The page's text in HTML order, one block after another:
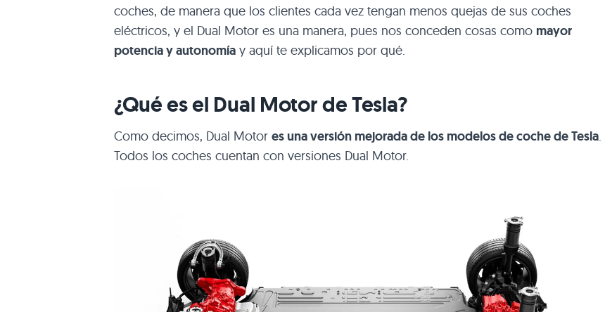
coches, de manera que los clientes cada vez tengan menos quejas de sus coches
eléctricos, y el Dual Motor es una manera, pues nos conceden cosas como mayor
potencia y autonomía y aquí te explicamos por qué.
¿Qué es el Dual Motor de Tesla?
Como decimos, Dual Motor es una versión mejorada de los modelos de coche de Tesla.
Todos los coches cuentan con versiones Dual Motor.